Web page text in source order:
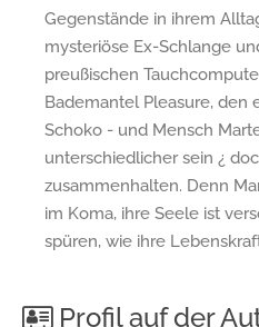
Gegenstände in ihrem
mysteriöse Ex-Schlange
preußischen
Bademantel Pleasure, den
Schoko - und Mensch
unterschiedlicher sein ¿
zusammenhalten. Denn
im Koma, ihre Seele ist
spüren, wie ihre
Profil auf der